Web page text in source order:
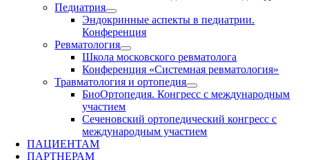
Педиатрия
Эндокринные аспекты в педиатрии.
Конференция
Ревматология
Школа московского ревматолога
Конференция «Системная ревматология»
Травматология и ортопедия
БиоОртопедия. Конгресс с международным
участием
Сеченовский ортопедический конгресс с
международным участием
ПАЦИЕНТАМ
ПАРТНЕРАМ